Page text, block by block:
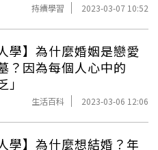
持續學習 2023-03-07 10:52
學】為什麼婚姻是戀愛
？因為每個人心中的
」
生活百科 2023-03-06 12:06
學】為什麼想結婚？年